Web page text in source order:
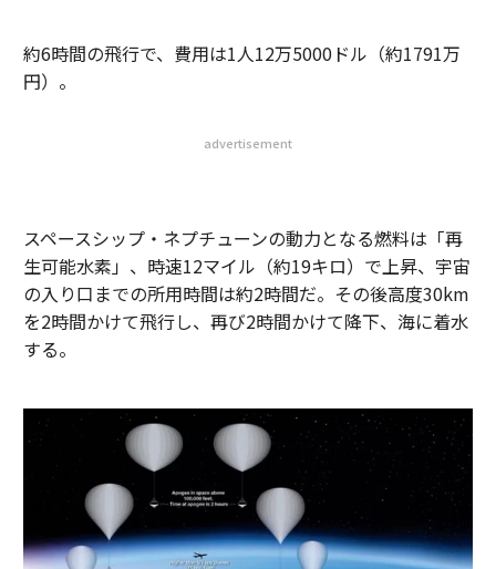
約6時間の飛行で、費用は1人12万5000ドル（約1791万
円）。
advertisement
スペースシップ・ネプチューンの動力となる燃料は「再
生可能水素」、時速12マイル（約19キロ）で上昇、宇宙
の入り口までの所用時間は約2時間だ。その後高度30km
を2時間かけて飛行し、再び2時間かけて降下、海に着水
する。